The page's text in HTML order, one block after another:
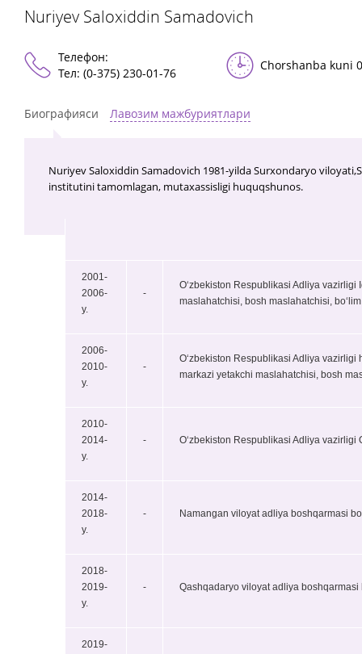
Nuriyev Saloxiddin Samadovich
Телефон:
Тел: (0-375) 230-01-76
Chorshanba kuni
Биографияси Лавозим мажбуриятлари
Nuriyev Saloxiddin Samadovich 1981-yilda Surxondaryo
institutini tamomlagan, mutaxassisligi huquqshunos.
2001-
2006-
y.
-
Oʻzbekiston Respublikasi Adliya vazirligi
maslahatchisi, bosh maslahatchisi,
2006-
2010-
y.
-
Oʻzbekiston Respublikasi Adliya
markazi yetakchi maslahatchisi, bosh
2010-
2014-
y.
- Oʻzbekiston Respublikasi Adliya
2014-
2018-
y.
- Namangan viloyat adliya boshqarmasi
2018-
2019-
y.
- Qashqadaryo viloyat adliya boshqarmasi
2019-